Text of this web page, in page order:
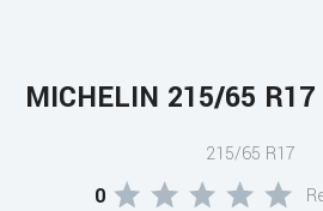
MICHELIN 215/65
215/65 R17
0